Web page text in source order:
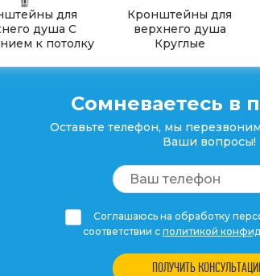
для
душа С
к потолку
Кронштейны для
верхнего душа
Круглые
Сомневаетесь в
Оставьте телефон, мы
Ваши вопросы!
Соглашаюсь на обработку
соответствии с политикой
ПОЛУЧИТЬ